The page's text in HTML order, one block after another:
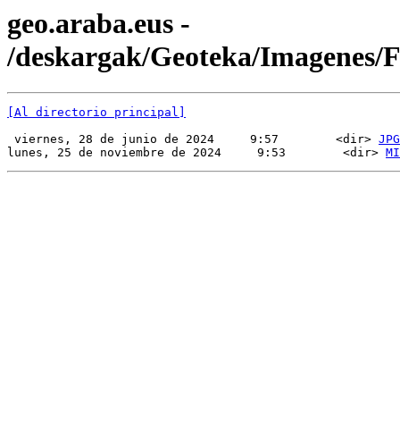
geo.araba.eus -
/deskargak/Geoteka/Imagenes/
[Al directorio principal]
viernes, 28 de junio de 2024     9:57        <dir> JPG
lunes, 25 de noviembre de 2024     9:53        <dir>